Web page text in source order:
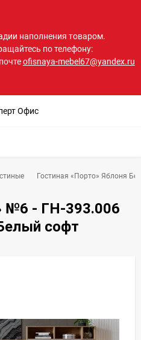
наполнения товаром.
по телефону:
ofisnaya-mebel67@yandex.ru
Гостиная «Порто» Яблоня
№6 - ГН-393.006
софт